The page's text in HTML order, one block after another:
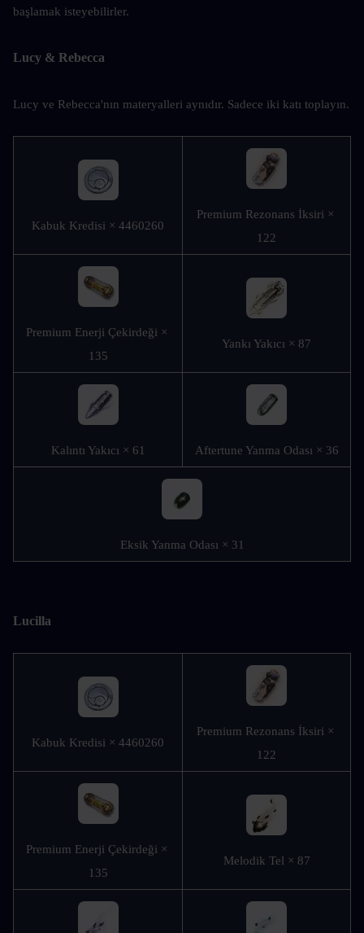
başlamak isteyebilirler.
Lucy & Rebecca
Lucy ve Rebecca'nın materyalleri aynıdır. Sadece iki katı toplayın.
Kabuk Kredisi × 4460260
Premium Rezonans İksiri ×
122
Premium Enerji Çekirdeği ×
135
Yankı Yakıcı × 87
Kalıntı Yakıcı × 61 Aftertune Yanma Odası × 36
Eksik Yanma Odası × 31
Lucilla
Kabuk Kredisi × 4460260
Premium Rezonans İksiri ×
122
Premium Enerji Çekirdeği ×
135
Melodik Tel × 87